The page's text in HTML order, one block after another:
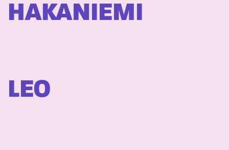
HAKANIEMI
LEO